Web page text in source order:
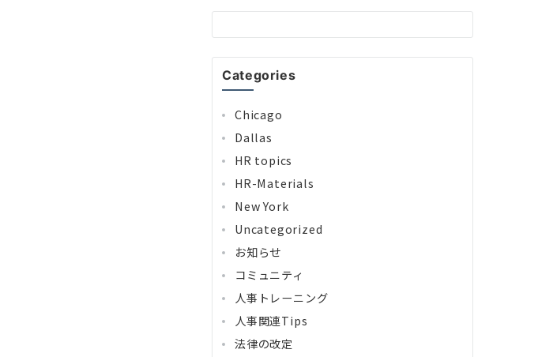
Categories
Chicago
Dallas
HR topics
HR-Materials
New York
Uncategorized
お知らせ
コミュニティ
人事トレーニング
人事関連Tips
法律の改定